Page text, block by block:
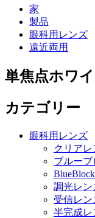
家
製品
眼科用レンズ
遠近両用
単焦点ホワイ
カテゴリー
眼科用レンズ
クリアレ
ブルー
調光レン
受信レン
半完成レ